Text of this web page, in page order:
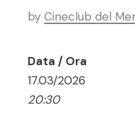
by Cineclub del
Data / Ora
17.03/2026
20:30